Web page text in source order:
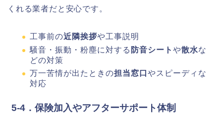
くれる業者だと安心です。
工事前の近隣挨拶や工事説明
騒音・振動・粉塵に対する 防音シート や散水な
どの対策
万一苦情が出たときの担当窓口 やスピーディな
対応
5-4．保険加入やアフターサポート体制